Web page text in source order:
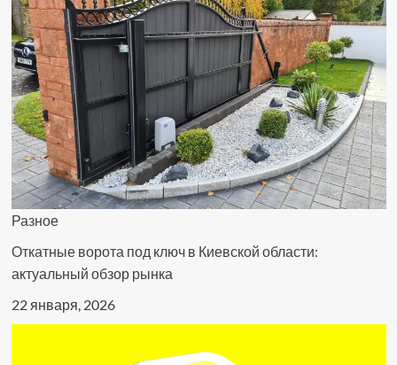
Разное
Откатные ворота под ключ в Киевской области:
актуальный обзор рынка
22 января, 2026